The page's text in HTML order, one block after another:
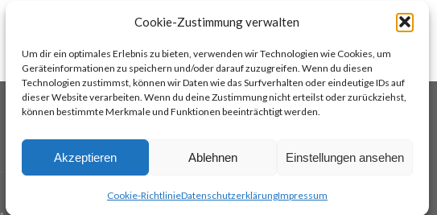
Cookie-Zustimmung verwalten
Um dir ein optimales Erlebnis zu bieten, verwenden wir Technologien wie Cookies, um
Geräteinformationen zu speichern und/oder darauf zuzugreifen. Wenn du diesen
Technologien zustimmst, können wir Daten wie das Surfverhalten oder eindeutige IDs auf
dieser Website verarbeiten. Wenn du deine Zustimmung nicht erteilst oder zurückziehst,
können bestimmte Merkmale und Funktionen beeinträchtigt werden.
Akzeptieren Ablehnen Einstellungen ansehen
Cookie-RichtlinieDatenschutzerklärungImpressum